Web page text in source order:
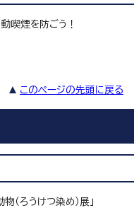
喫煙を防ごう！
このページの先頭に戻る
（ろうけつ染め）展」